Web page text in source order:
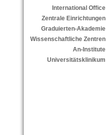
International Office
Zentrale Einrichtungen
Graduierten-Akademie
Wissenschaftliche Zentren
An-Institute
Universitätsklinikum